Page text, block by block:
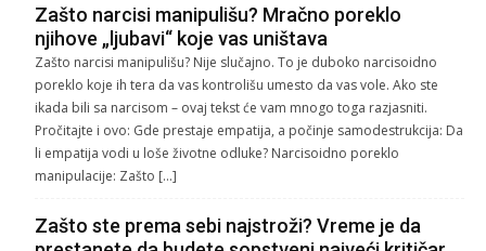
Zašto narcisi manipulišu? Mračno poreklo
njihove „ljubavi“ koje vas uništava
Zašto narcisi manipulišu? Nije slučajno. To je duboko narcisoidno
poreklo koje ih tera da vas kontrolišu umesto da vas vole. Ako ste
ikada bili sa narcisom – ovaj tekst će vam mnogo toga razjasniti.
Pročitajte i ovo: Gde prestaje empatija, a počinje samodestrukcija: Da
li empatija vodi u loše životne odluke? Narcisoidno poreklo
manipulacije: Zašto […]
Zašto ste prema sebi najstroži? Vreme je da